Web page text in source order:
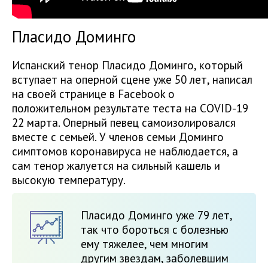
Пласидо Доминго
Испанский тенор Пласидо Доминго, который
вступает на оперной сцене уже 50 лет, написал
на своей странице в Facebook о
положительном результате теста на COVID-19
22 марта. Оперный певец самоизолировался
вместе с семьей. У членов семьи Доминго
симптомов коронавируса не наблюдается, а
сам тенор жалуется на сильный кашель и
высокую температуру.
Пласидо Доминго уже 79 лет,
так что бороться с болезнью
ему тяжелее, чем многим
другим звездам, заболевшим